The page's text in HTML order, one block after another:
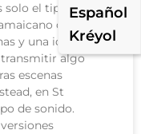
solo el tipo de la
que se ha
y una idea
transmitir algo
escenas
en St
de sonido.
Español
Kréyol